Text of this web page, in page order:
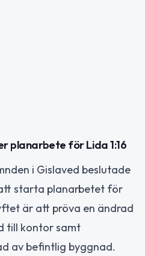
planarbete för Lida 1:16
i Gislaved beslutade
starta planarbetet för
är att pröva en ändrad
till kontor samt
av befintlig byggnad.